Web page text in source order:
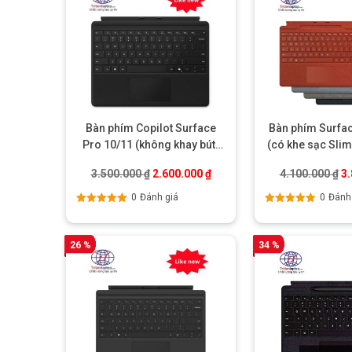
Bàn phím Copilot Surface
Pro 10/11 (không khay bút)
3.500.000₫ Giá gốc là: 3.500.000 ₫.
2.600.000₫Giá hiện tại là: 2.600.000 ₫.
0 Đánh giá
Bàn phím
(có khe sạc
4.100.000₫
0
26 % 34 %